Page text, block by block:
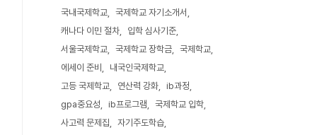
국내국제학교
국제학교 자기소개서
캐나다 이민 절차
입학 심사기준
서울국제학교
국제학교 장학금
국제학교
에세이 준비
내국인국제학교
고등 국제학교
연산력 강화
ib과정
gpa중요성
ib프로그램
국제학교 입학
사고력 문제집
자기주도학습